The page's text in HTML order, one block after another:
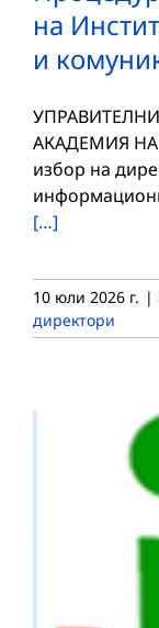
на
и
АКАДЕМИЯ НА
избор на
[…]
10 юли 2026 г. |
директори